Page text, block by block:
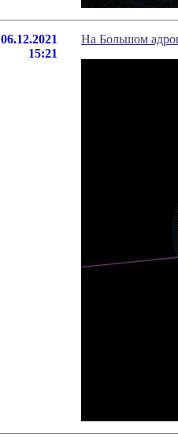
06.12.2021
15:21
На Большом